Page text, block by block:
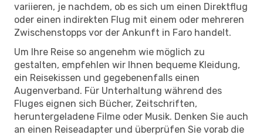
variieren, je nachdem, ob es sich um einen Direktflug
oder einen indirekten Flug mit einem oder mehreren
Zwischenstopps vor der Ankunft in Faro handelt.
Um Ihre Reise so angenehm wie möglich zu
gestalten, empfehlen wir Ihnen bequeme Kleidung,
ein Reisekissen und gegebenenfalls einen
Augenverband. Für Unterhaltung während des
Fluges eignen sich Bücher, Zeitschriften,
heruntergeladene Filme oder Musik. Denken Sie auch
an einen Reiseadapter und überprüfen Sie vorab die